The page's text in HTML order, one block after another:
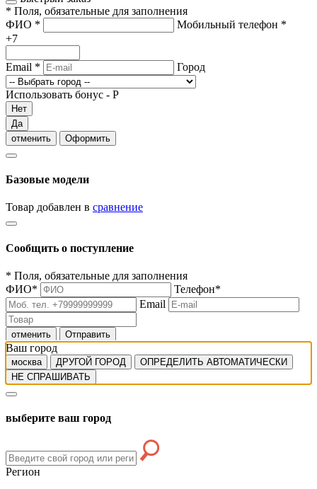
* Поля, обязательные для заполнения
ФИО * Мобильный телефон *
+7
Email * Город
Использовать бонус - Р
Нет
Да
отменить
Оформить
Базовые модели
Товар добавлен в сравнение
Сообщить о поступление
* Поля, обязательные для заполнения
ФИО* Телефон*
Email
отменить Отправить
Ваш город
москва ДРУГОЙ ГОРОД
ОПРЕДЕЛИТЬ АВТОМАТИЧЕСКИ
НЕ СПРАШИВАТЬ
выберите ваш город
Регион